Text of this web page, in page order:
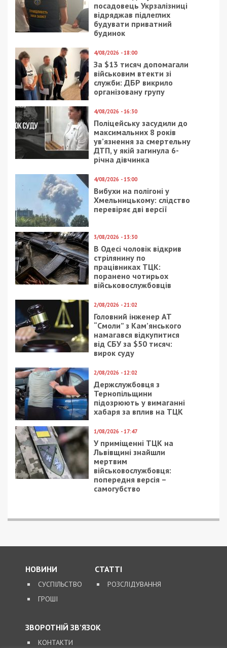
посадовець Укрзалізниці
відряджав підлеглих
будувати приватний
будинок
4/08/2026 - 18:00
За $13 тисяч допомагали
військовим втекти зі
служби: ДБР викрило
організовану групу
4/08/2026 - 16:30
Поліцейську засудили до
максимальних 8 років
ув’язнення за смертельну
ДТП, у якій загинула 6-
річна дівчинка
4/08/2026 - 15:00
Вибухи на полігоні у
Хмельницькому: слідство
перевіряє дві версії
3/08/2026 - 13:30
В Одесі чоловік відкрив
стрілянину по
працівниках ТЦК:
поранено чотирьох
військовослужбовців
2/08/2026 - 21:02
Головний інженер АТ
“Смоли” з Кам’янського
намагався відкупитися
від СБУ за $50 тисяч:
вирок суду
2/08/2026 - 12:02
Держслужбовця з
Тернопільщини
підозрюють у вимаганні
хабаря за вплив на ТЦК
1/08/2026 - 17:47
У приміщенні ТЦК на
Львівщині знайшли
мертвим
військовослужбовця:
попередня версія –
самогубство
НОВИНИ
СУСПІЛЬСТВО
ГРОШІ
СТАТТІ
РОЗСЛІДУВАННЯ
ЗВОРОТНІЙ ЗВ’ЯЗОК
КОНТАКТИ